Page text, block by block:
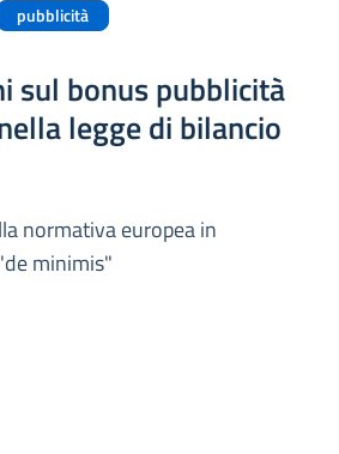
pubblicità
sul bonus pubblicità
legge di bilancio
normativa europea in
minimis"